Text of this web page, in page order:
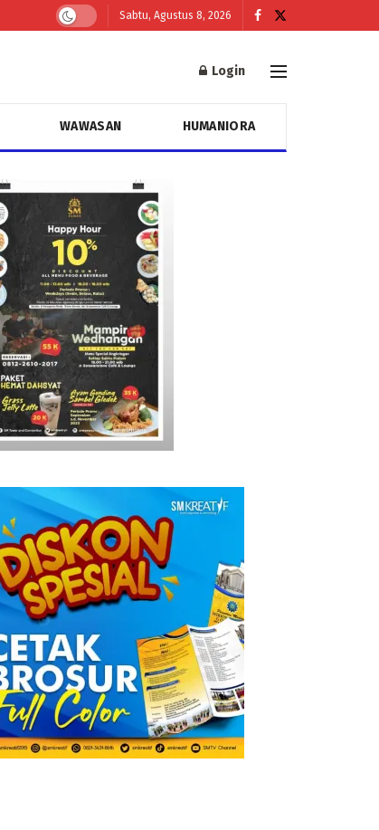
Sabtu, Agustus 8, 2026
Login
WAWASAN HUMANIORA